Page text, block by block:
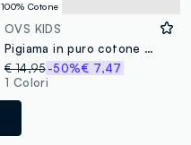
100% Cotone
OVS KIDS
Pigiama in puro cotone multicolor da ragazzo regular fit con stampa
€ 14,95 -50%€ 7,47
1 Colori